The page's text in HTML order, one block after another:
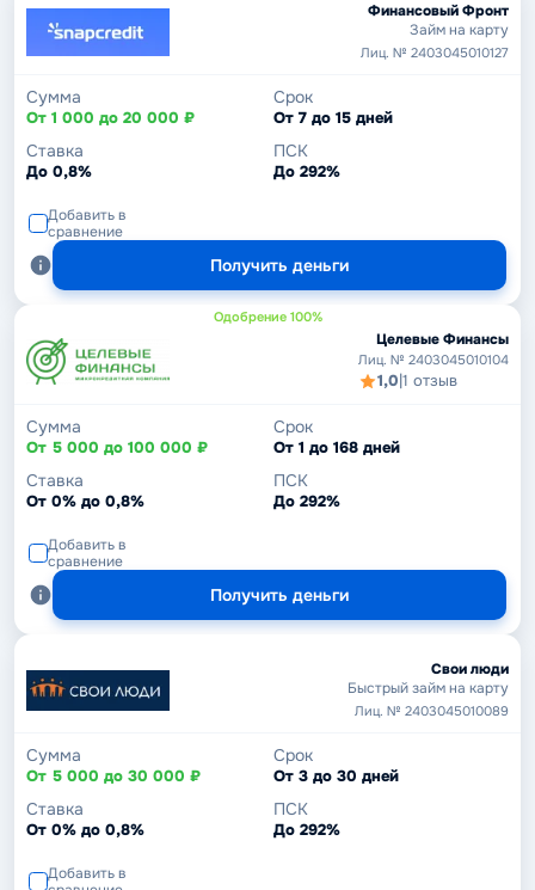
Финансовый Фронт
Займ на карту
Лиц. № 2403045010127
Сумма
От 1 000 до 20 000 ₽
Срок
От 7 до 15 дней
Ставка
До 0,8%
ПСК
До 292%
Добавить в
сравнение
Получить деньги
Одобрение 100%
Целевые Финансы
Лиц. № 2403045010104
1,0|1 отзыв
Сумма
От 5 000 до 100 000 ₽
Срок
От 1 до 168 дней
Ставка
От 0% до 0,8%
ПСК
До 292%
Добавить в
сравнение
Получить деньги
Свои люди
Быстрый займ на карту
Лиц. № 2403045010089
Сумма
От 5 000 до 30 000 ₽
Срок
От 3 до 30 дней
Ставка
От 0% до 0,8%
ПСК
До 292%
Добавить в